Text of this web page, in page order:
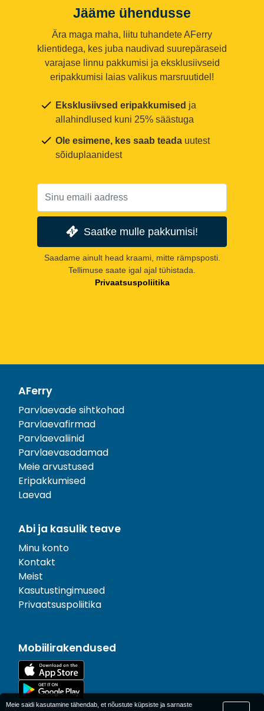
Jääme ühendusse
Ära maga maha, liitu tuhandete AFerry
klientidega, kes juba naudivad suurepäraseid
varajase linnu pakkumisi ja eksklusiivseid
eripakkumisi laias valikus marsruutidel!
Eksklusiivsed eripakkumised ja
allahindlused kuni 25% säästuga
Ole esimene, kes saab teada uutest
sõiduplaanidest
Saatke mulle pakkumisi!
Saadame ainult head kraami, mitte rämpsposti.
Tellimuse saate igal ajal tühistada.
Privaatsuspoliitika
AFerry
Parvlaevade sihtkohad
Parvlaevafirmad
Parvlaevaliinid
Parvlaevasadamad
Meie arvustused
Eripakkumised
Laevad
Abi ja kasulik teave
Minu konto
Kontakt
Meist
Kasutustingimused
Privaatsuspoliitika
Mobiilirakendused
Meie saidi kasutamine tähendab, et nõustute küpsiste ja sarnaste